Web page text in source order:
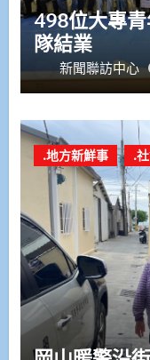
498位大專
隊結業
新聞聯訪中心
.地方新鮮事 .